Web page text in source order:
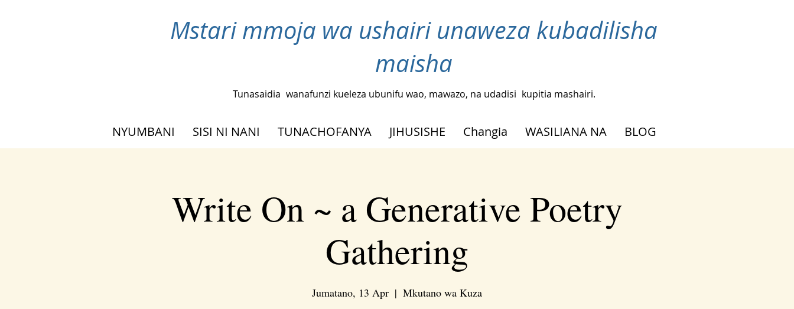
Mstari mmoja wa ushairi unaweza kubadilisha
maisha
Tunasaidia wanafunzi kueleza ubunifu wao, mawazo, na udadisi kupitia mashairi.
NYUMBANI SISI NI NANI TUNACHOFANYA JIHUSISHE Changia WASILIANA NA BLOG
Write On ~ a Generative Poetry
Gathering
Jumatano, 13 Apr
  |
Mkutano wa Kuza